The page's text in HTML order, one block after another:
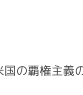
国の覇権主義